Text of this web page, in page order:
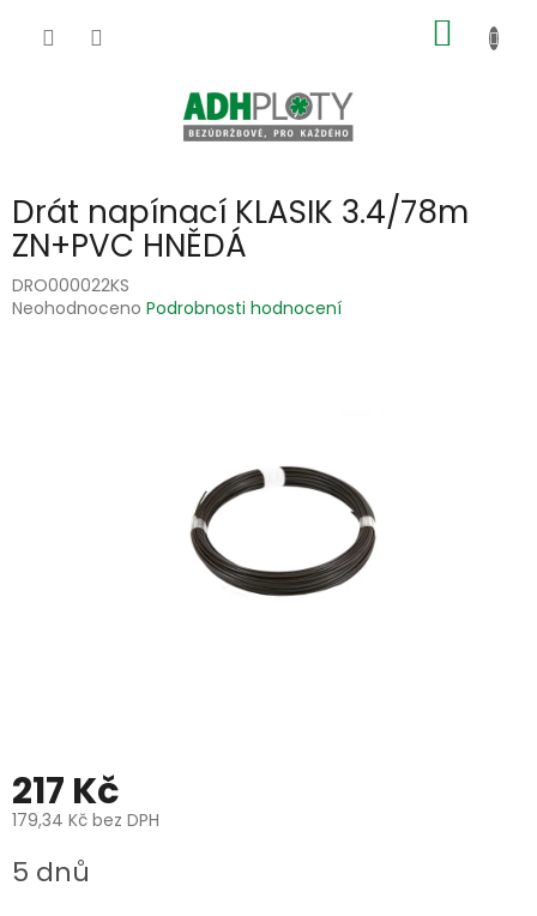
KOŠÍK
Drát napínací KLASIK 3.4/78m
ZN+PVC HNĚDÁ
DRO000022KS
Průměrné
Neohodnoceno Podrobnosti hodnocení
217 Kč
179,34 Kč bez DPH
cena:
5 dnů